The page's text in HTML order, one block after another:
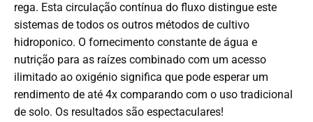
rega. Esta circulação contínua do fluxo distingue este
sistemas de todos os outros métodos de cultivo
hidroponico. O fornecimento constante de água e
nutrição para as raízes combinado com um acesso
ilimitado ao oxigénio significa que pode esperar um
rendimento de até 4x comparando com o uso tradicional
de solo. Os resultados são espectaculares!